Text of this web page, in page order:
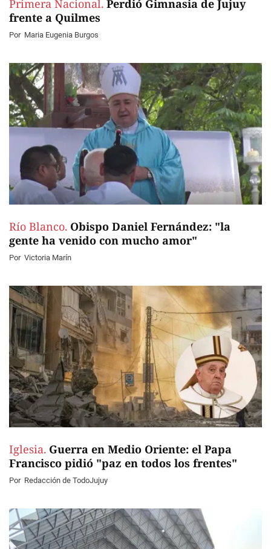
Primera Nacional. Perdió Gimnasia de Jujuy
frente a Quilmes
Por Maria Eugenia Burgos
Río Blanco. Obispo Daniel Fernández: "la
gente ha venido con mucho amor"
Por Victoria Marín
Iglesia. Guerra en Medio Oriente: el Papa
Francisco pidió "paz en todos los frentes"
Por Redacción de TodoJujuy